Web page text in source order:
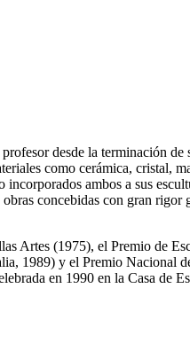
desde la terminación de
como cerámica, cristal,
ambos a sus
obras concebidas con gran rigor
Artes (1975), el Premio de
1989) y el Premio Nacional
en 1990 en la Casa de